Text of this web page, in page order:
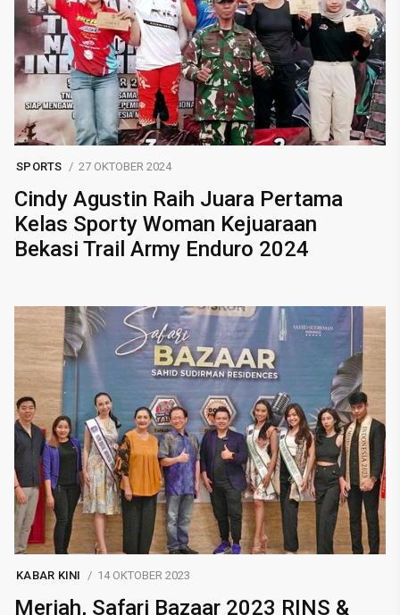
SPORTS 27 OKTOBER 2024
Cindy Agustin Raih Juara Pertama
Kelas Sporty Woman Kejuaraan
Bekasi Trail Army Enduro 2024
KABAR KINI 14 OKTOBER 2023
Meriah, Safari Bazaar 2023 RINS &